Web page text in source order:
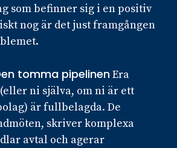
som befinner sig i en positiv
nog är det just framgången
tomma pipelinenEra
ni själva, om ni är ett
är fullbelagda. De
skriver komplexa
avtal och agerar